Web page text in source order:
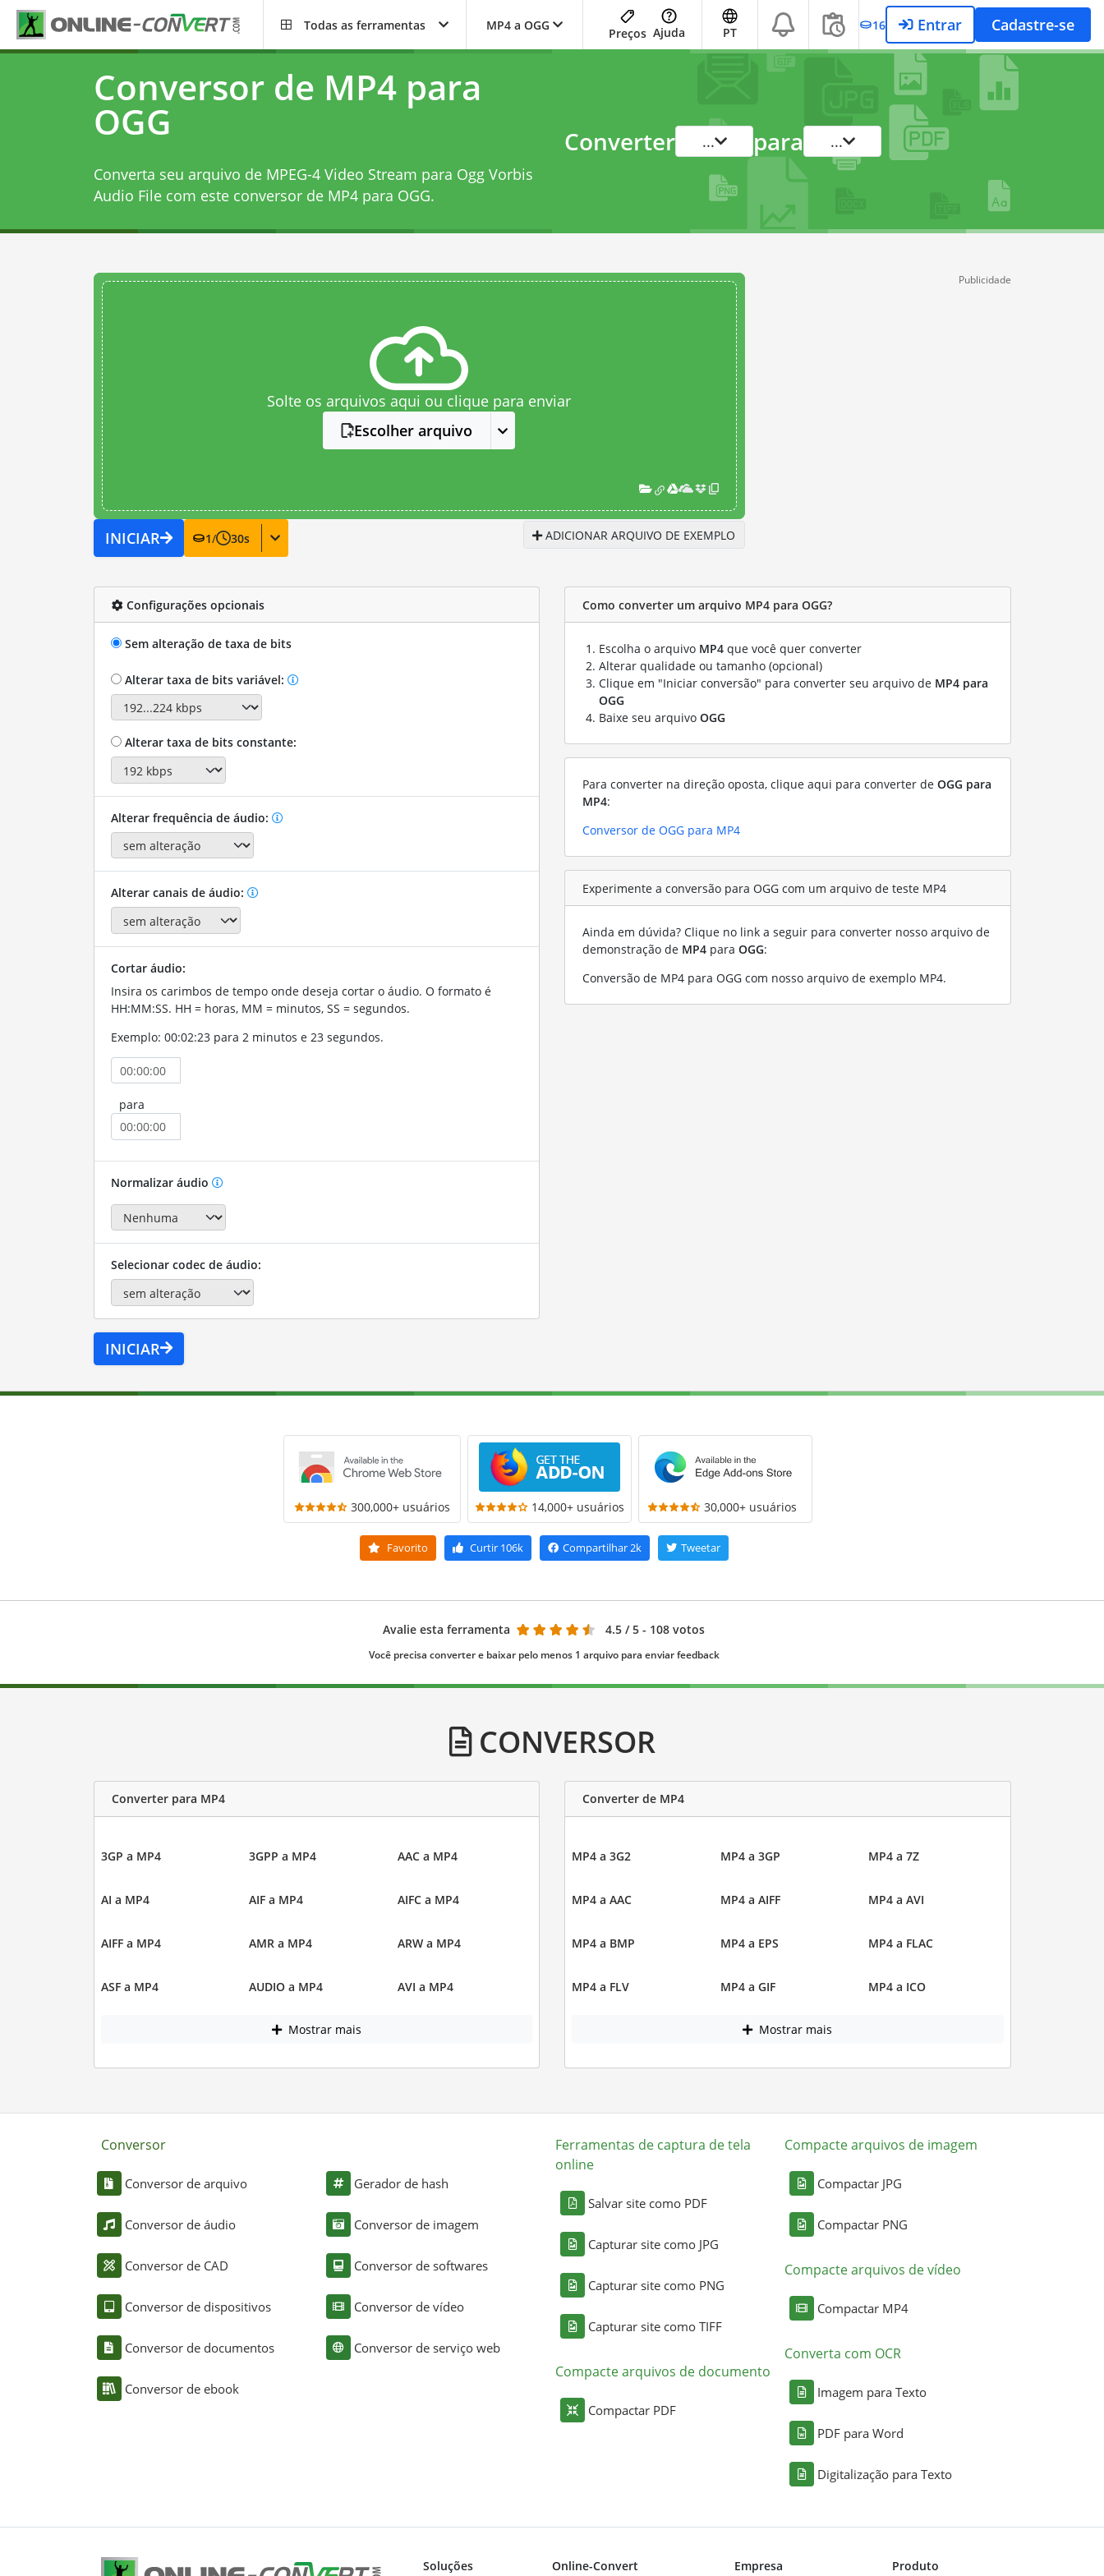
Todas as ferramentas MP4 a OGG
Preços Ajuda PT 16 Entrar Cadastre-se
Conversor de MP4 para
OGG
Converta seu arquivo de MPEG-4 Video Stream para Ogg Vorbis
Audio File com este conversor de MP4 para OGG.
Converter ... para ...
Solte os arquivos aqui ou clique para enviar
Escolher arquivo
INICIAR 1/ 30s ADICIONAR ARQUIVO DE EXEMPLO
Publicidade
Configurações opcionais
Sem alteração de taxa de bits
Alterar taxa de bits variável:
Alterar taxa de bits constante:
Alterar frequência de áudio:
Alterar canais de áudio:
Cortar áudio:
Insira os carimbos de tempo onde deseja cortar o áudio. O formato é
HH:MM:SS. HH = horas, MM = minutos, SS = segundos.
Exemplo: 00:02:23 para 2 minutos e 23 segundos.
para
Normalizar áudio
Selecionar codec de áudio:
INICIAR
Como converter um arquivo MP4 para OGG?
Escolha o arquivo MP4 que você quer converter
Alterar qualidade ou tamanho (opcional)
Clique em "Iniciar conversão" para converter seu arquivo de MP4 para
OGG
Baixe seu arquivo OGG
Para converter na direção oposta, clique aqui para converter de OGG para
MP4:
Conversor de OGG para MP4
Experimente a conversão para OGG com um arquivo de teste MP4
Ainda em dúvida? Clique no link a seguir para converter nosso arquivo de
demonstração de MP4 para OGG:
Conversão de MP4 para OGG com nosso arquivo de exemplo MP4.
300,000+ usuários 14,000+ usuários 30,000+ usuários
Favorito Curtir106k Compartilhar2k Tweetar
Avalie esta ferramenta 4.5 / 5 - 108 votos
Você precisa converter e baixar pelo menos 1 arquivo para enviar feedback
CONVERSOR
Converter para MP4
3GP a MP4 3GPP a MP4 AAC a MP4
AI a MP4 AIF a MP4 AIFC a MP4
AIFF a MP4 AMR a MP4 ARW a MP4
ASF a MP4 AUDIO a MP4 AVI a MP4
Mostrar mais
Converter de MP4
MP4 a 3G2 MP4 a 3GP MP4 a 7Z
MP4 a AAC MP4 a AIFF MP4 a AVI
MP4 a BMP MP4 a EPS MP4 a FLAC
MP4 a FLV MP4 a GIF MP4 a ICO
Mostrar mais
Conversor
Conversor de arquivo
Conversor de áudio
Conversor de CAD
Conversor de dispositivos
Conversor de documentos
Conversor de ebook
Gerador de hash
Conversor de imagem
Conversor de softwares
Conversor de vídeo
Conversor de serviço web
Ferramentas de captura de tela
online
Salvar site como PDF
Capturar site como JPG
Capturar site como PNG
Capturar site como TIFF
Compacte arquivos de documento
Compactar PDF
Compacte arquivos de imagem
Compactar JPG
Compactar PNG
Compacte arquivos de vídeo
Compactar MP4
Converta com OCR
Imagem para Texto
PDF para Word
Digitalização para Texto
Soluções Online-Convert Empresa Produto